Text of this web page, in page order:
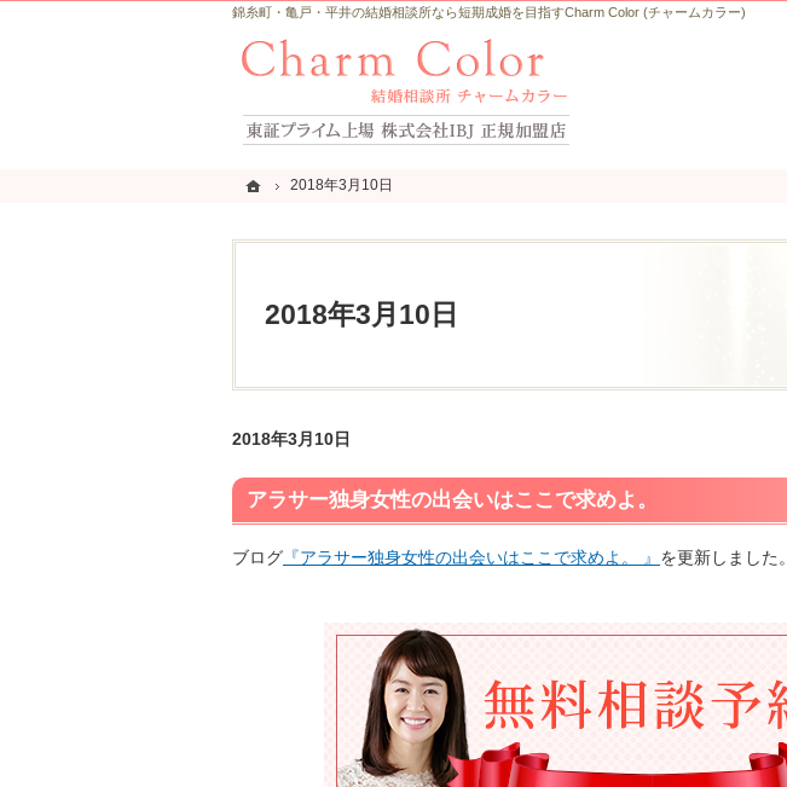
ホーム
2018年3月10日
2018年3月10日
錦糸町・亀戸・平井の結婚相談所なら短期成婚を目指すCharm Color (チャームカラー)
2018年3月10日
アラサー独身女性の出会いはここで求めよ。
ブログ 『アラサー独身女性の出会いはここで求めよ。 』 を更新しました。
ホーム
2018年3月10日